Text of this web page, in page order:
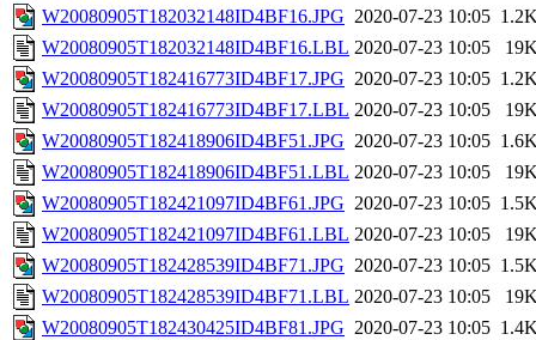
W20080905T182032148ID4BF16.JPG 2020-07-23 10:05
W20080905T182032148ID4BF16.LBL 2020-07-23 10:05
W20080905T182416773ID4BF17.JPG 2020-07-23 10:05
W20080905T182416773ID4BF17.LBL 2020-07-23 10:05
W20080905T182418906ID4BF51.JPG 2020-07-23 10:05
W20080905T182418906ID4BF51.LBL 2020-07-23 10:05
W20080905T182421097ID4BF61.JPG 2020-07-23 10:05
W20080905T182421097ID4BF61.LBL 2020-07-23 10:05
W20080905T182428539ID4BF71.JPG 2020-07-23 10:05
W20080905T182428539ID4BF71.LBL 2020-07-23 10:05
W20080905T182430425ID4BF81.JPG 2020-07-23 10:05